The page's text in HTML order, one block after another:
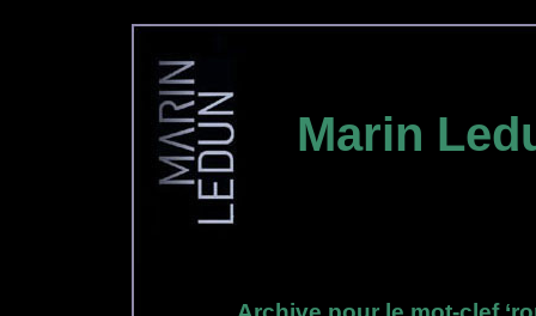
Marin